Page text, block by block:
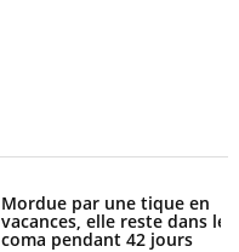
Mordue par une tique en
vacances, elle reste dans le
coma pendant 42 jours